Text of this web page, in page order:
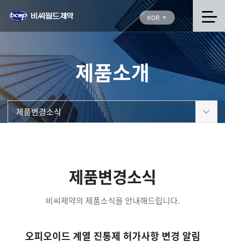
KOR
제품소개
제품변경소식
제품변경소식
비씨제약의 제품소식을 안내해드립니다.
오피오이드 계열 진통제 허가사항 변경 알림